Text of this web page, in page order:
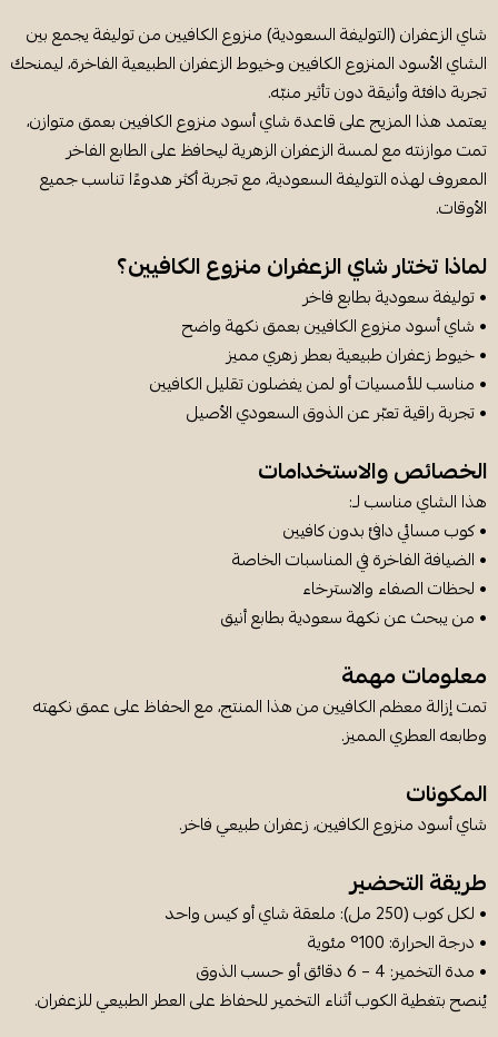
شاي الزعفران (التوليفة السعودية) منزوع الكافيين من توليفة يجمع بين
الشاي الأسود المنزوع الكافيين وخيوط الزعفران الطبيعية الفاخرة، ليمنحك
تجربة دافئة وأنيقة دون تأثير منبّه.
يعتمد هذا المزيج على قاعدة شاي أسود منزوع الكافيين بعمق متوازن،
تمت موازنته مع لمسة الزعفران الزهرية ليحافظ على الطابع الفاخر
المعروف لهذه التوليفة السعودية، مع تجربة أكثر هدوءًا تناسب جميع
الأوقات.
لماذا تختار شاي الزعفران منزوع الكافيين؟
• توليفة سعودية بطابع فاخر
• شاي أسود منزوع الكافيين بعمق نكهة واضح
• خيوط زعفران طبيعية بعطر زهري مميز
• مناسب للأمسيات أو لمن يفضلون تقليل الكافيين
• تجربة راقية تعبّر عن الذوق السعودي الأصيل
الخصائص والاستخدامات
هذا الشاي مناسب لـ:
• كوب مسائي دافئ بدون كافيين
• الضيافة الفاخرة في المناسبات الخاصة
• لحظات الصفاء والاسترخاء
• من يبحث عن نكهة سعودية بطابع أنيق
معلومات مهمة
تمت إزالة معظم الكافيين من هذا المنتج، مع الحفاظ على عمق نكهته
وطابعه العطري المميز.
المكونات
شاي أسود منزوع الكافيين، زعفران طبيعي فاخر.
طريقة التحضير
• لكل كوب (250 مل): ملعقة شاي أو كيس واحد
• درجة الحرارة: 100° مئوية
• مدة التخمير: 4 – 6 دقائق أو حسب الذوق
يُنصح بتغطية الكوب أثناء التخمير للحفاظ على العطر الطبيعي للزعفران.